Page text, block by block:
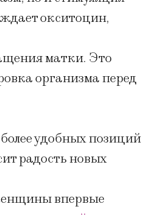
окситоцин,
матки. Это
организма перед
удобных позиций
радость новых
впервые